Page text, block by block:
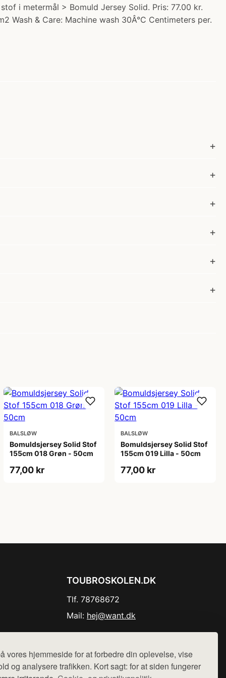
vores hjemmeside for at forbedre din oplevelse, vise
og analysere trafikken. Kort sagt: for at siden fungerer
i metermål > Bomuld Jersey Solid. Pris: 77.00 kr.
Wash & Care: Machine wash 30Â°C Centimeters per.
BALSLØW
Bomuldsjersey Solid Stof
155cm 018 Grøn - 50cm
77,00 kr
BALSLØW
Bomuldsjersey Solid Stof
155cm 019 Lilla - 50cm
77,00 kr
TOUBROSKOLEN.DK
Tlf. 78768672
Mail: hej@want.dk